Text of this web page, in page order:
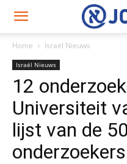
Home Israël Nieuws
Israël Nieuws
12
Universiteit
lijst van de